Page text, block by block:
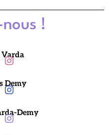
!
Varda
Demy
Demy